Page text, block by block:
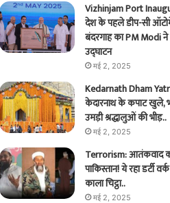
Vizhinjam Port
देश के पहले डीप-सी
बंदरगाह का PM Modi ने
उद्घाटन
मई 2, 2025
Kedarnath Dham
केदारनाथ के कपाट खुले,
उमड़ी श्रद्धालुओं की भीड़..
मई 2, 2025
Terrorism: आतंकवाद
पाकिस्तान! ये रहा डर्टी
काला चिट्ठा..
मई 2, 2025